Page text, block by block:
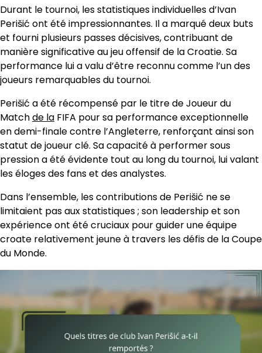
Durant le tournoi, les statistiques individuelles d’Ivan
Perišić ont été impressionnantes. Il a marqué deux buts
et fourni plusieurs passes décisives, contribuant de
manière significative au jeu offensif de la Croatie. Sa
performance lui a valu d’être reconnu comme l’un des
joueurs remarquables du tournoi.
Perišić a été récompensé par le titre de Joueur du
Matchde la FIFA pour sa performance exceptionnelle
en demi-finale contre l’Angleterre, renforçant ainsi son
statut de joueur clé. Sa capacité à performer sous
pression a été évidente tout au long du tournoi, lui valant
les éloges des fans et des analystes.
Dans l’ensemble, les contributions de Perišić ne se
limitaient pas aux statistiques ; son leadership et son
expérience ont été cruciaux pour guider une équipe
croate relativement jeune à travers les défis de la Coupe
du Monde.